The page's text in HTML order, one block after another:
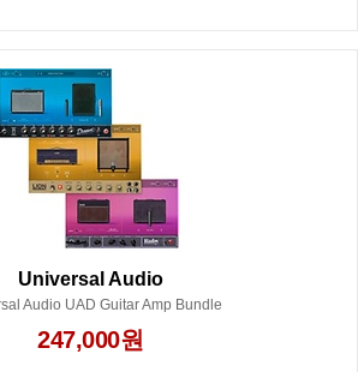
Universal Audio
Audio UAD Guitar Amp Bundle
247,000원